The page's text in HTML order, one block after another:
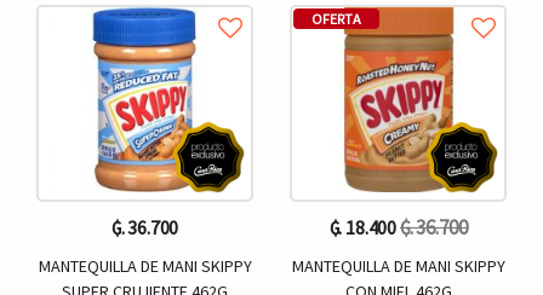
₲. 36.700
MANTEQUILLA DE MANI SKIPPY
OFERTA
₲. 18.400₲. 36.700
MANTEQUILLA DE MANI SKIPPY